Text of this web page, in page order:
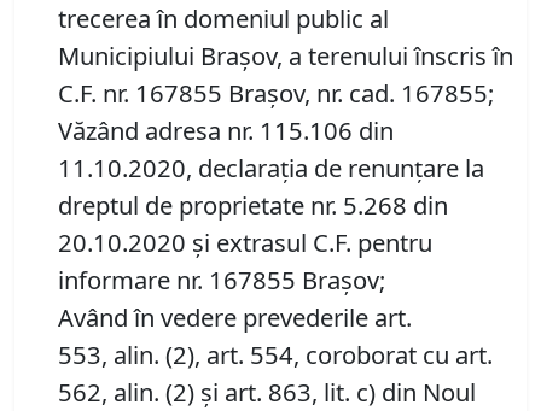
trecerea în domeniul public al
Municipiului Braşov, a terenului înscris în
C.F. nr. 167855 Brașov, nr. cad. 167855;
Văzând adresa nr. 115.106 din
11.10.2020, declarația de renunțare la
dreptul de proprietate nr. 5.268 din
20.10.2020 și extrasul C.F. pentru
informare nr. 167855 Brașov;
Având în vedere prevederile art.
553, alin. (2), art. 554, coroborat cu art.
562, alin. (2) și art. 863, lit. c) din Noul